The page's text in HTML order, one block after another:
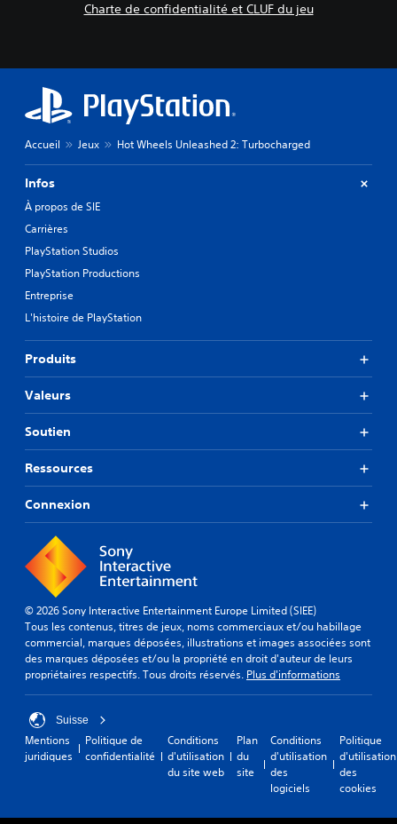
Charte de confidentialité et CLUF du jeu
Accueil Jeux Hot Wheels Unleashed 2: Turbocharged
Infos
À propos de SIE
Carrières
PlayStation Studios
PlayStation Productions
Entreprise
L'histoire de PlayStation
Produits
Valeurs
Soutien
Ressources
Connexion
© 2026 Sony Interactive Entertainment Europe Limited (SIEE)
Tous les contenus, titres de jeux, noms commerciaux et/ou habillage
commercial, marques déposées, illustrations et images associées sont
des marques déposées et/ou la propriété en droit d'auteur de leurs
propriétaires respectifs. Tous droits réservés. Plus d'informations
Suisse
Mentions
juridiques
Politique de
confidentialité
Conditions
d'utilisation
du site web
Plan
du
site
Conditions
d'utilisation
des
logiciels
Politique
d'utilisation
des
cookies